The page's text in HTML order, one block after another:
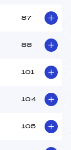
87
88
101
104
105